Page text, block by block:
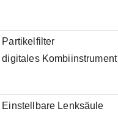
Partikelfilter
digitales Kombiinstrument
Einstellbare Lenksäule